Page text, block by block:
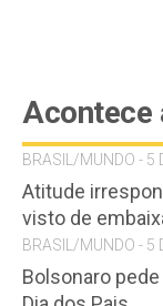
Acontece
BRASIL/MUNDO - 5
Atitude
visto de
BRASIL/MUNDO - 5
Bolsonaro